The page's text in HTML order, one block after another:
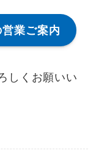
業ご案内
しくお願いい